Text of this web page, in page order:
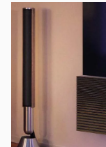
Afbeelding van